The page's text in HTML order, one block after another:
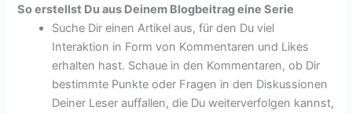
So erstellst Du aus Deinem Blogbeitrag eine Serie
Suche Dir einen Artikel aus, für den Du viel
Interaktion in Form von Kommentaren und Likes
erhalten hast. Schaue in den Kommentaren, ob Dir
bestimmte Punkte oder Fragen in den Diskussionen
Deiner Leser auffallen, die Du weiterverfolgen kannst,